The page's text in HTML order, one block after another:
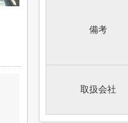
備考
取扱会社